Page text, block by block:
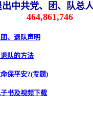
出中共党、团、队总
464,861,746
、退队声明
队的方法
保平安?(专题)
书及视频下载